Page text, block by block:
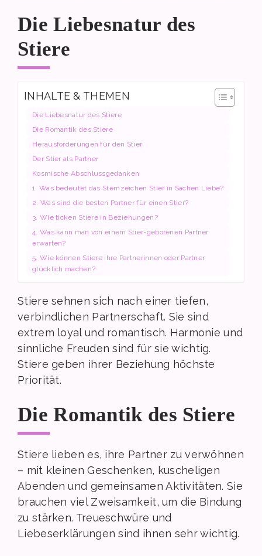
Die Liebesnatur des
Stiere
INHALTE & THEMEN
Die Liebesnatur des Stiere
Die Romantik des Stiere
Herausforderungen für den Stier
Der Stier als Partner
Kosmische Abschlussgedanken
1. Was bedeutet das Sternzeichen Stier in Sachen Liebe?
2. Was sind die besten Partner für einen Stier?
3. Wie ticken Stiere in Beziehungen?
4. Was kann man von einem Stier-geborenen Partner
erwarten?
5. Wie können Stiere ihre Partnerinnen oder Partner
glücklich machen?
Stiere sehnen sich nach einer tiefen,
verbindlichen Partnerschaft. Sie sind
extrem loyal und romantisch. Harmonie und
sinnliche Freuden sind für sie wichtig.
Stiere geben ihrer Beziehung höchste
Priorität.
Die Romantik des Stiere
Stiere lieben es, ihre Partner zu verwöhnen
– mit kleinen Geschenken, kuscheligen
Abenden und gemeinsamen Aktivitäten. Sie
brauchen viel Zweisamkeit, um die Bindung
zu stärken. Treueschwüre und
Liebeserklärungen sind ihnen sehr wichtig.